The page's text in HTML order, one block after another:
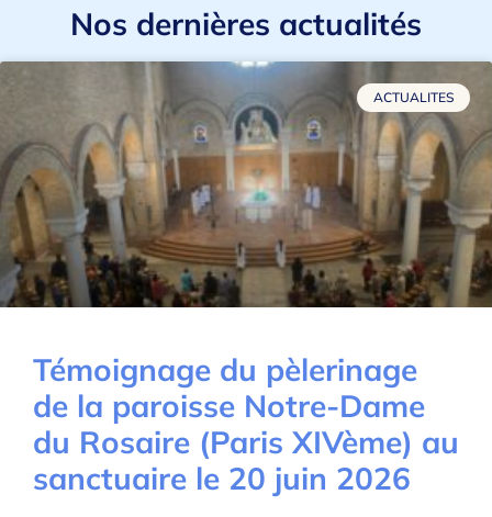
Nos dernières actualités
ACTUALITES
Témoignage du pèlerinage
de la paroisse Notre-Dame
du Rosaire (Paris XIVème) au
sanctuaire le 20 juin 2026